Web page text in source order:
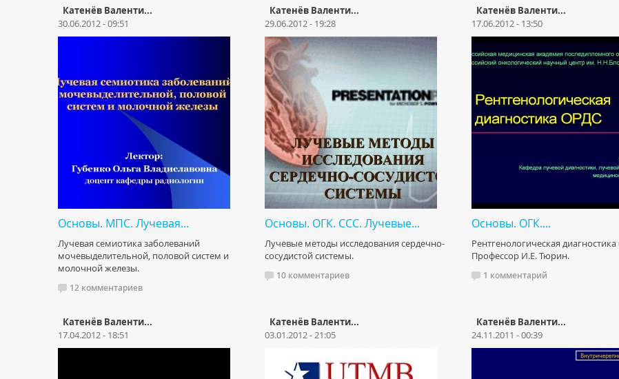
Катенёв Валенти...
30.06.2012 - 09:51
Основы. МПС. Лучевая...
Лучевая семиотика заболеваний
мочевыделительной, половой систем и
молочной железы.
12 комментариев
Катенёв Валенти...
29.06.2012 - 19:28
Основы. ОГК. ССС. Лучевые...
Лучевые методы исследования сердечно-
сосудистой системы.
10 комментариев
Катенёв Валенти...
17.06.2012 - 13:50
Основы. ОГК....
Рентгенологическая
Профессор И.Е. Тюрин.
1 комментарий
Катенёв Валенти...
17.04.2012 - 18:51
Катенёв Валенти...
03.01.2012 - 21:05
Катенёв Валенти...
24.11.2011 - 00:39